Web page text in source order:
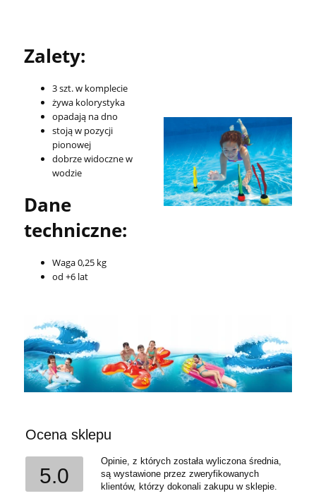
Zalety:
3 szt. w komplecie
żywa kolorystyka
opadają na dno
stoją w pozycji
pionowej
dobrze widoczne w
wodzie
Dane
techniczne:
Waga 0,25 kg
od +6 lat
Ocena sklepu
5.0
Opinie, z których została wyliczona średnia,
są wystawione przez zweryfikowanych
klientów, którzy dokonali zakupu w sklepie.